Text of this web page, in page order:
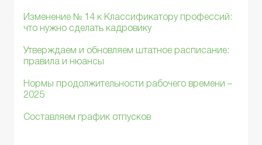
Изменение № 14 к Классификатору профессий:
что нужно сделать кадровику
Утверждаем и обновляем штатное расписание:
правила и нюансы
Нормы продолжительности рабочего времени –
2025
Составляем график отпусков